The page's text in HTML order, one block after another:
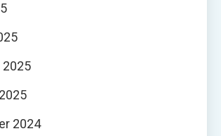
2025
2024